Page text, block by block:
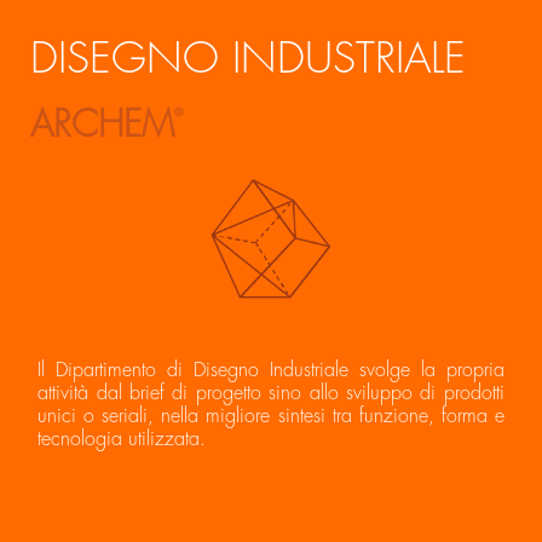
DISEGNO INDUSTRIALE
ARCHEM®
Il Dipartimento di Disegno Industriale svolge la propria
attività dal brief di progetto sino allo sviluppo di prodotti
unici o seriali, nella migliore sintesi tra funzione, forma e
tecnologia utilizzata.